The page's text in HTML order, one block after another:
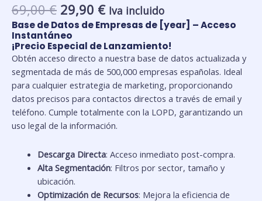
69,00€ El
precio
original
era:
69,00 €.
29,90 €El
precio
actual
es:
29,90 €.
Iva incluido
Base de Datos de Empresas de [year] – Acceso
Instantáneo
¡Precio Especial de Lanzamiento!
Obtén acceso directo a nuestra base de datos actualizada y
segmentada de más de 500,000 empresas españolas. Ideal
para cualquier estrategia de marketing, proporcionando
datos precisos para contactos directos a través de email y
teléfono. Cumple totalmente con la LOPD, garantizando un
uso legal de la información.
Descarga Directa: Acceso inmediato post-compra.
Alta Segmentación: Filtros por sector, tamaño y
ubicación.
Optimización de Recursos: Mejora la eficiencia de